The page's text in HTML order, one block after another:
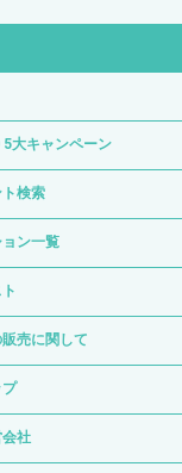
5大キャンペーン
検索
ン一覧
売に関して
社